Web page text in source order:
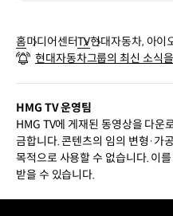
홈미디어센터TV현대자동차, 아이
현대자동차그룹의 최신 소식
HMG TV 운영팀
HMG TV에 게재된 동영상을 다운
금합니다. 콘텐츠의 임의 변형·가
목적으로 사용할 수 없습니다. 이
받을 수 있습니다.